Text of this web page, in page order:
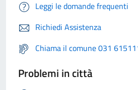
Leggi le domande frequenti
Richiedi Assistenza
Chiama il comune 031
Problemi in città